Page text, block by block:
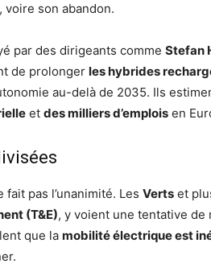
voire son abandon.
par des dirigeants comme Stefan
de prolonger les hybrides
au-delà de 2035. Ils
et des milliers d’emplois en
pas l’unanimité. Les Verts et
(T&E), y voient une tentative de
que la mobilité électrique est